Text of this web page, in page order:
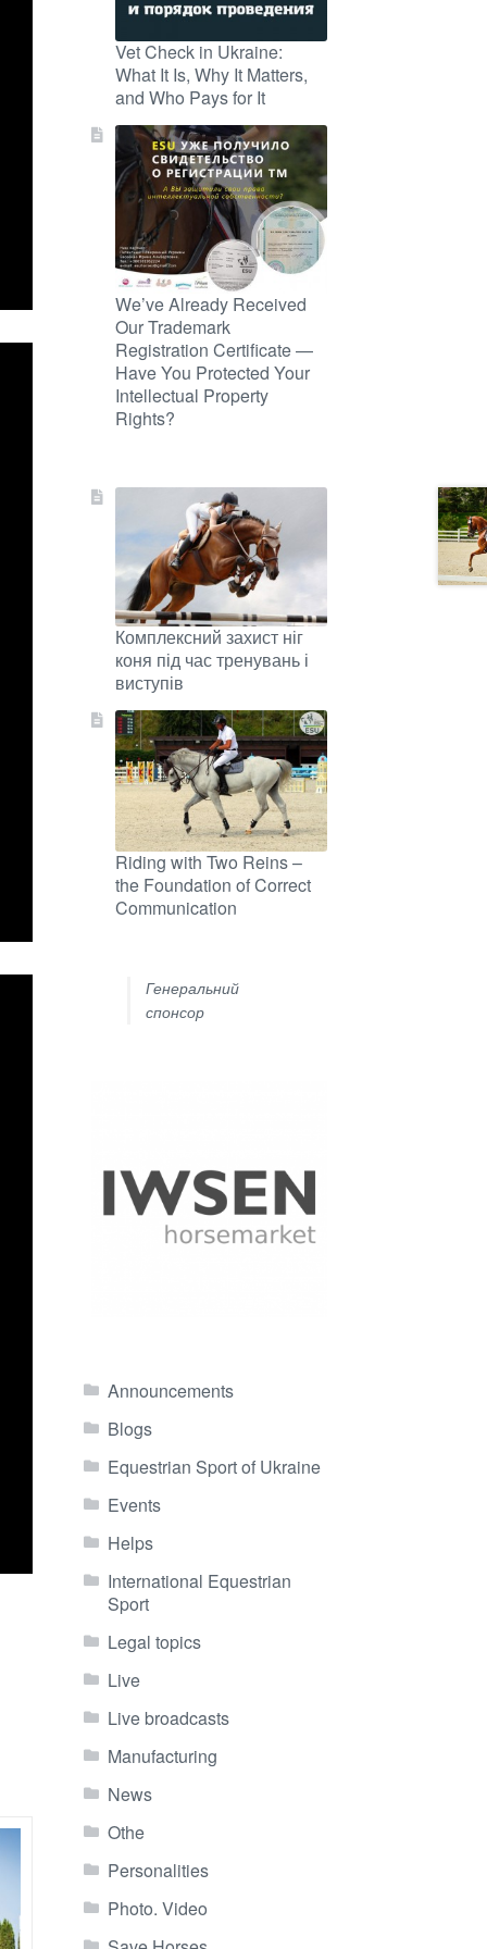
Vet Check in Ukraine:
What It Is, Why It Matters,
and Who Pays for It
We’ve Already Received
Our Trademark
Registration Certificate —
Have You Protected Your
Intellectual Property
Rights?
Комплексний захист ніг
коня під час тренувань і
виступів
Riding with Two Reins –
the Foundation of Correct
Communication
Генеральний
спонсор
Announcements
Blogs
Equestrian Sport of Ukraine
Events
Helps
International Equestrian
Sport
Legal topics
Live
Live broadcasts
Manufacturing
News
Othe
Personalities
Photo. Video